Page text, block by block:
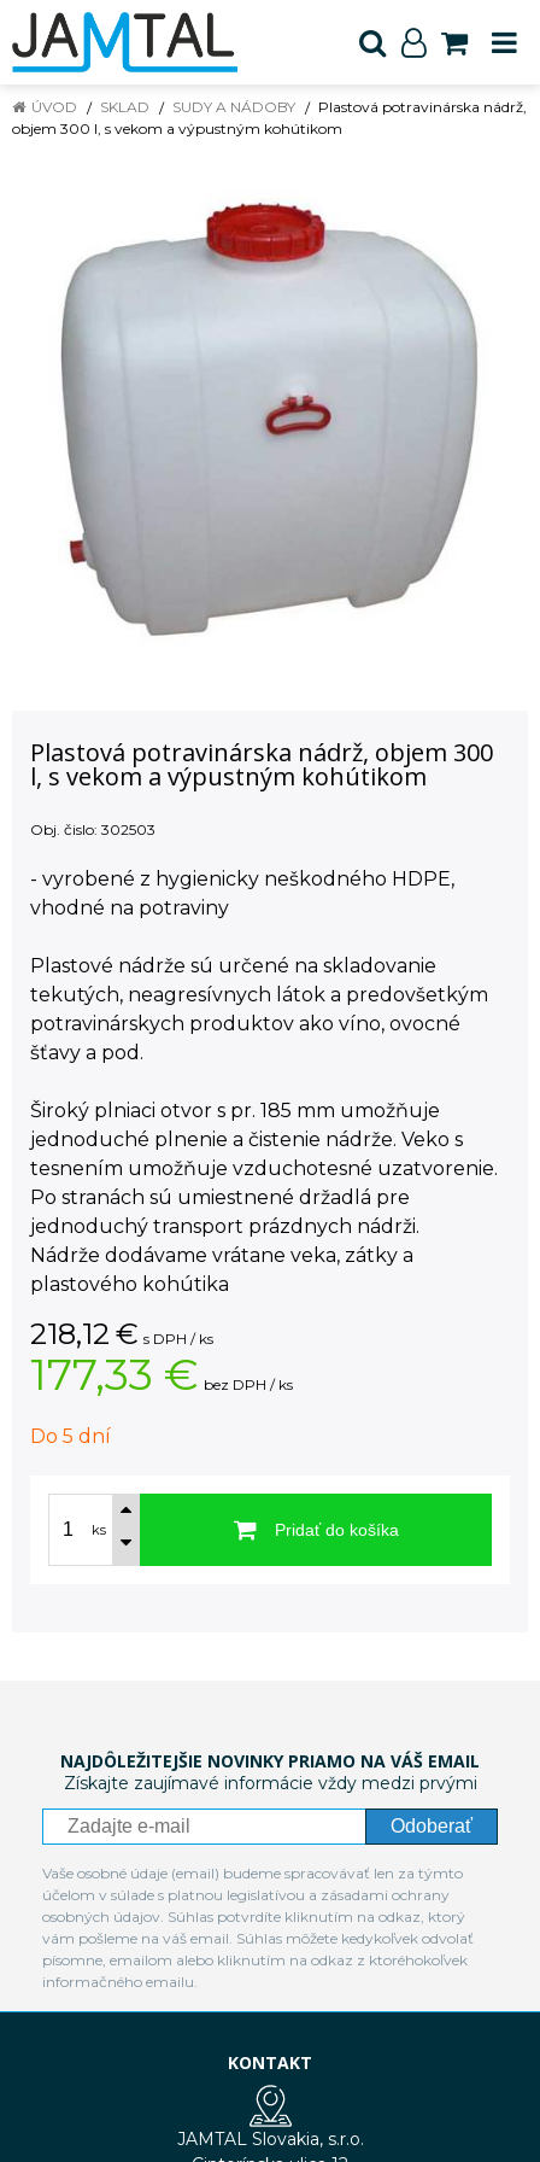
ÚVOD SKLAD SUDY A NÁDOBY
Plastová potravinárska nádrž,
objem 300 l, s vekom a výpustným kohútikom
Plastová potravinárska nádrž, objem 300
l, s vekom a výpustným kohútikom
Obj. čislo: 302503
- vyrobené z hygienicky neškodného HDPE,
vhodné na potraviny
Plastové nádrže sú určené na skladovanie
tekutých, neagresívnych látok a predovšetkým
potravinárskych produktov ako víno, ovocné
šťavy a pod.
Široký plniaci otvor s pr. 185 mm umožňuje
jednoduché plnenie a čistenie nádrže. Veko s
tesnením umožňuje vzduchotesné uzatvorenie.
Po stranách sú umiestnené držadlá pre
jednoduchý transport prázdnych nádrži.
Nádrže dodávame vrátane veka, zátky a
plastového kohútika
218,12 € s DPH / ks
177,33 € bez DPH / ks
Do 5 dní
ks Pridať do košíka
NAJDÔLEŽITEJŠIE NOVINKY PRIAMO NA VÁŠ EMAIL
Získajte zaujímavé informácie vždy medzi prvými
Odoberať
Vaše osobné údaje (email) budeme spracovávať len za týmto
účelom v súlade s platnou legislatívou a zásadami ochrany
osobných údajov. Súhlas potvrdíte kliknutím na odkaz, ktorý
vám pošleme na váš email. Súhlas môžete kedykoľvek odvolať
písomne, emailom alebo kliknutím na odkaz z ktoréhokoľvek
informačného emailu.
KONTAKT
JAMTAL Slovakia, s.r.o.